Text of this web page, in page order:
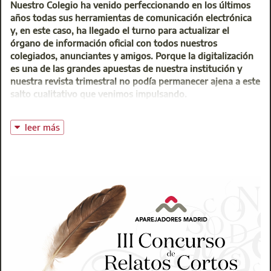
Nuestro Colegio ha venido perfeccionando en los últimos
años todas sus herramientas de comunicación electrónica
y, en este caso, ha llegado el turno para actualizar el
órgano de información oficial con todos nuestros
colegiados, anunciantes y amigos. Porque la digitalización
es una de las grandes apuestas de nuestra institución y
nuestra revista trimestral no podía permanecer ajena a este
salto cualitativo que venimos impulsando.
publicaciones electrónicas ha estado analizando en
profundidad los contenidos y secciones de la revista con
Fruto de este estudio, llevado a cabo por la agencia de
Maíz Media, es la presentación de la
innovadora y sugerente versión electrónica, que
estrenamos en este número de verano que todos los
interesados tienen ya a su disposición.
La filosofía que ha conducido a este nuevo modelo es
leer más